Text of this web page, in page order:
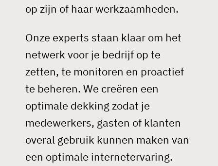
op zijn of haar werkzaamheden.
Onze experts staan klaar om het
netwerk voor je bedrijf op te
zetten, te monitoren en proactief
te beheren. We creëren een
optimale dekking zodat je
medewerkers, gasten of klanten
overal gebruik kunnen maken van
een optimale internetervaring.